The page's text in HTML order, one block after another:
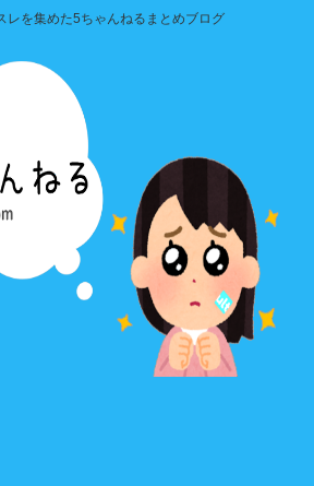
レを集めた5ちゃんねるまとめブログ